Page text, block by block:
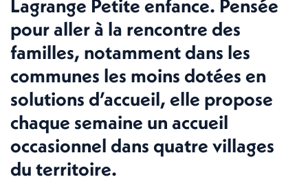
Lagrange Petite enfance. Pensée
pour aller à la rencontre des
familles, notamment dans les
communes les moins dotées en
solutions d’accueil, elle propose
chaque semaine un accueil
occasionnel dans quatre villages
du territoire.